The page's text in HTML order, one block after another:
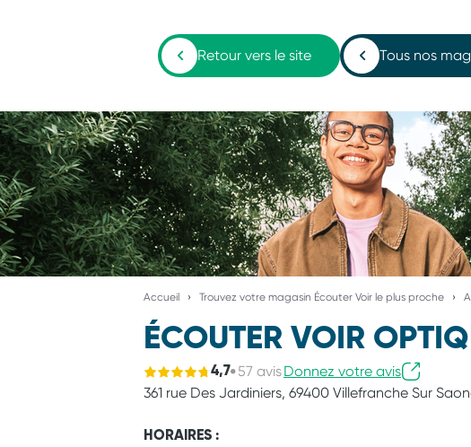
Retour vers le site Tous nos
Accueil Trouvez votre magasin Écouter Voir le plus proche
ÉCOUTER VOIR
4,7 57 avisDonnez votre avis
361 rue Des Jardiniers, 69400 Villefranche Sur
HORAIRES :